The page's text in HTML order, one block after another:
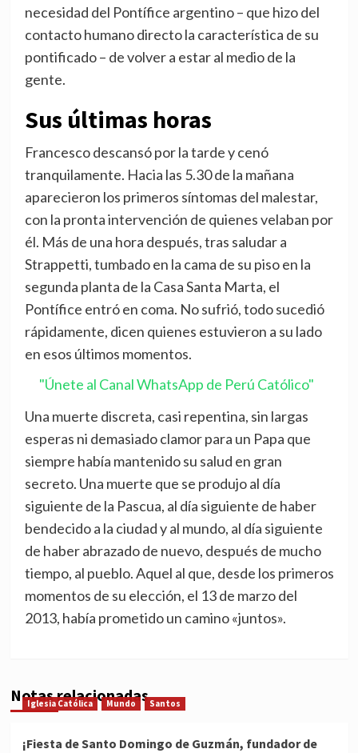
necesidad del Pontífice argentino – que hizo del
contacto humano directo la característica de su
pontificado – de volver a estar al medio de la
gente.
Sus últimas horas
Francesco descansó por la tarde y cenó
tranquilamente. Hacia las 5.30 de la mañana
aparecieron los primeros síntomas del malestar,
con la pronta intervención de quienes velaban por
él. Más de una hora después, tras saludar a
Strappetti, tumbado en la cama de su piso en la
segunda planta de la Casa Santa Marta, el
Pontífice entró en coma. No sufrió, todo sucedió
rápidamente, dicen quienes estuvieron a su lado
en esos últimos momentos.
"Únete al Canal WhatsApp de Perú Católico"
Una muerte discreta, casi repentina, sin largas
esperas ni demasiado clamor para un Papa que
siempre había mantenido su salud en gran
secreto. Una muerte que se produjo al día
siguiente de la Pascua, al día siguiente de haber
bendecido a la ciudad y al mundo, al día siguiente
de haber abrazado de nuevo, después de mucho
tiempo, al pueblo. Aquel al que, desde los primeros
momentos de su elección, el 13 de marzo del
2013, había prometido un camino «juntos».
Notas relacionadas
Iglesia Católica Mundo Santos
¡Fiesta de Santo Domingo de Guzmán, fundador de